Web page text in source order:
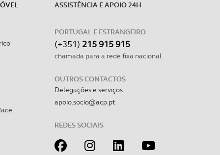
ASSISTÊNCIA E APOIO 24H
PORTUGAL E ESTRANGEIRO
(+351) 215 915 915
chamada para a rede fixa nacional
OUTROS CONTACTOS
Delegações e serviços
apoio.socio@acp.pt
REDES SOCIAIS